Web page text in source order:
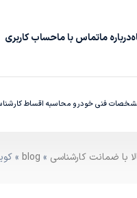
درباره‌ ماتماس با ماحساب کاربری
فنی خودرو محاسبه اقساط
»
blog » کوییک اقساطی